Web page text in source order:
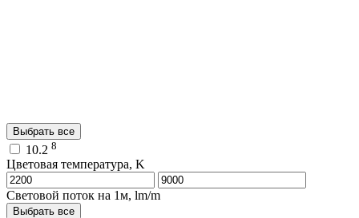
Выбрать все
10.2 8
Цветовая температура, K
Световой поток на 1м, lm/m
Выбрать все